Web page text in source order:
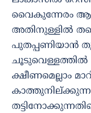
വൈകുന്നേരം
അതിനുള്ളിൽ
പുതപ്പണിയാൻ
ചൂടുവെള്ളത്തിൽ
ക്ഷീണമെല്ലാം